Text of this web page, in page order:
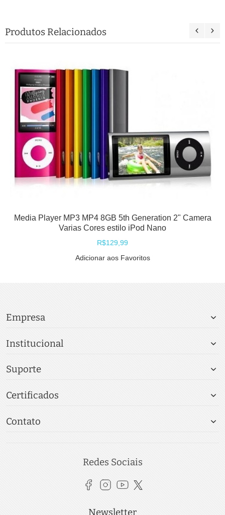
Produtos Relacionados
Media Player MP3 MP4 8GB 5th Generation 2" Camera
Varias Cores estilo iPod Nano
R$129,99
Adicionar aos Favoritos
Empresa
Institucional
Suporte
Certificados
Contato
Redes Sociais
Newsletter